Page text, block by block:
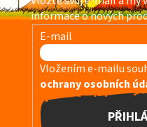
t
informace o nových
E-mail
Vložením e-mailu
ochrany osobních